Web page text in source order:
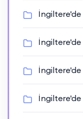
İngiltere'de